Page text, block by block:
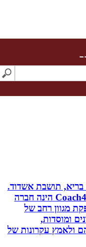
תושבת אשדוד.
בעלת Coach4Health, Coach4health הינה חברה
רחב של
עקרונות של